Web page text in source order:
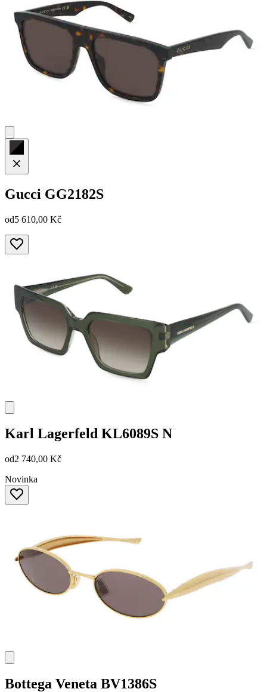
Gucci GG2182S
od5 610,00 Kč
Karl Lagerfeld KL6089S N
od2 740,00 Kč
Novinka
Bottega Veneta BV1386S